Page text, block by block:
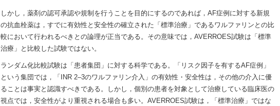
しかし，薬剤の認可承認や規制を行うことを目的にするのであれば，AF症例に対する新規
の抗血栓薬は，すでに有効性と安全性の確立された「標準治療」であるワルファリンとの比
較において行われるべきとの論理が正当である。その意味では，AVERROES試験は「標準
治療」と比較した試験ではない。
ランダム化比較試験は「患者集団」に対する科学である。「リスク因子を有するAF症例」
という集団では，「INR 2–3のワルファリン介入」の有効性・安全性は，その他の介入に優
ることは事実と認識すべきである。しかし，個別の患者を対象として治療している臨床医の
視点では，安全性がより重視される場合も多い。AVERROES試験は，「標準治療」ではな